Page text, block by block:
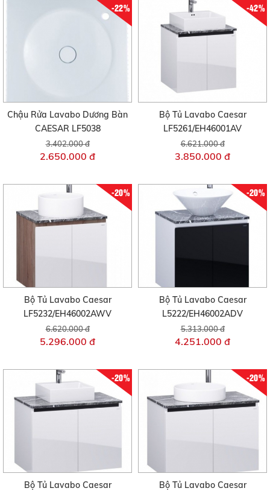
-22%
Chậu Rửa Lavabo Dương Bàn
CAESAR LF5038
3.402.000 đ
2.650.000 đ
-42%
Bộ Tủ Lavabo Caesar
LF5261/EH46001AV
6.621.000 đ
3.850.000 đ
-20%
Bộ Tủ Lavabo Caesar
LF5232/EH46002AWV
6.620.000 đ
5.296.000 đ
-20%
Bộ Tủ Lavabo Caesar
L5222/EH46002ADV
5.313.000 đ
4.251.000 đ
-20%
Bộ Tủ Lavabo Caesar
-20%
Bộ Tủ Lavabo Caesar